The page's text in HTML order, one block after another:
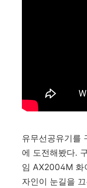
유무선공유기를
에 도전해봤다.
임 AX2004M 화
자인이 눈길을